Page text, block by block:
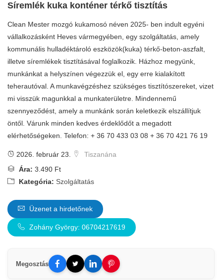
Síremlék kuka konténer térkő tisztítás
Clean Mester mozgó kukamosó néven 2025- ben indult egyéni
vállalkozásként Heves vármegyében, egy szolgáltatás, amely
kommunális hulladéktároló eszközök(kuka) térkő-beton-aszfalt,
illetve síremlékek tisztításával foglalkozik. Házhoz megyünk,
munkánkat a helyszínen végezzük el, egy erre kialakított
teherautóval. A munkavégzéshez szükséges tisztítószereket, vizet
mi visszük magunkkal a munkaterületre. Mindennemű
szennyeződést, amely a munkánk során keletkezik elszállítjuk
öntől. Várunk minden kedves érdeklődőt a megadott
elérhetőségeken. Telefon: + 36 70 433 03 08 + 36 70 421 76 19
2026. február 23.
Tiszanána
Ára: 3.490 Ft
Kategória: Szolgáltatás
Üzenet a hirdetőnek
Zohány György: 06704217619
Megosztás